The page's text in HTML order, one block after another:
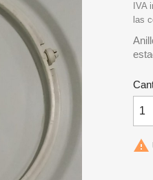
IVA
las
